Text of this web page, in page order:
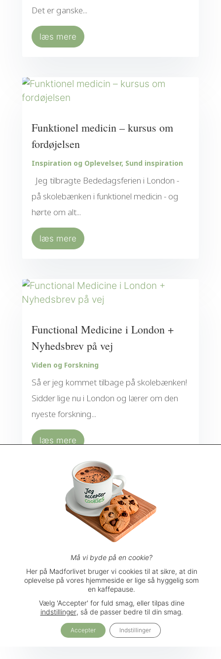
Det er ganske...
læs mere
Funktionel medicin – kursus om
fordøjelsen
Inspiration og Oplevelser, Sund inspiration
Jeg tilbragte Bededagsferien i London -
på skolebænken i funktionel medicin - og
hørte om alt...
læs mere
Functional Medicine i London +
Nyhedsbrev på vej
Viden og Forskning
Så er jeg kommet tilbage på skolebænken!
Sidder lige nu i London og lærer om den
nyeste forskning...
læs mere
Hilsen fra Frigiliana…
Inspiration og Oplevelser
Hilsen fra Frigiliana, der er den skønneste
lille bjerglandsby i Spanien. Jeg befinder
mig i...
læs mere
Må vi byde på en cookie?
Her på Madforlivet bruger vi cookies til at sikre, at din
oplevelse på vores hjemmeside er lige så hyggelig som
en kaffepause.
Vælg 'Accepter' for fuld smag, eller tilpas dine
indstillinger, så de passer bedre til din smag.
Accepter Indstillinger